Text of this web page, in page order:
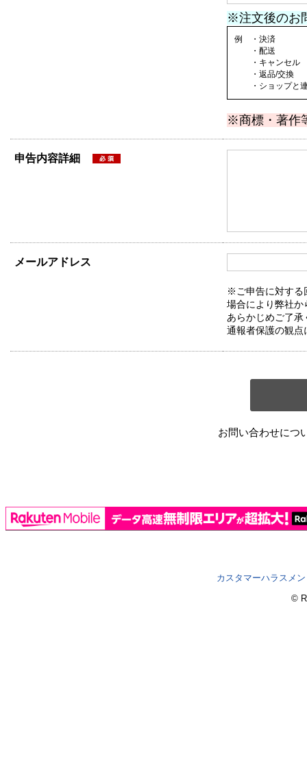
※注文後のお
例 ・決済
・配送
・キャンセル
・返品/交換
・ショップと連
※商標・著作
申告内容詳細
メールアドレス
※ご申告に対する
場合により弊社か
あらかじめご了承
通報者保護の観点
お問い合わせにつ
カスタマーハラスメ
©